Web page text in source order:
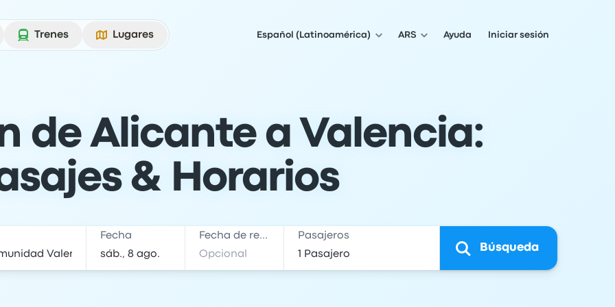
Trenes Lugares Español (Latinoamérica) ARS Ayuda Iniciar sesión
de Alicante a Valencia:
& Horarios
Fecha Fecha de regreso Pasajeros
Búsqueda